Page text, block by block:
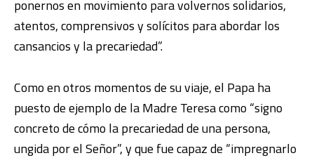
ponernos en movimiento para volvernos solidarios,
atentos, comprensivos y solícitos para abordar los
cansancios y la precariedad”.
Como en otros momentos de su viaje, el Papa ha
puesto de ejemplo de la Madre Teresa como “signo
concreto de cómo la precariedad de una persona,
ungida por el Señor”, y que fue capaz de “impregnarlo